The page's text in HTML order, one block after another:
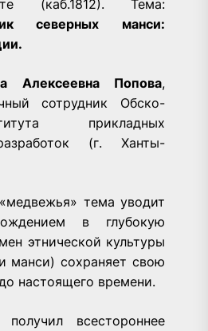
(каб.1812). Тема:
северных манси:
Алексеевна Попова,
сотрудник Обско-
прикладных
(г. Ханты-
тема уводит
в глубокую
этнической культуры
манси) сохраняет свою
настоящего времени.
всестороннее